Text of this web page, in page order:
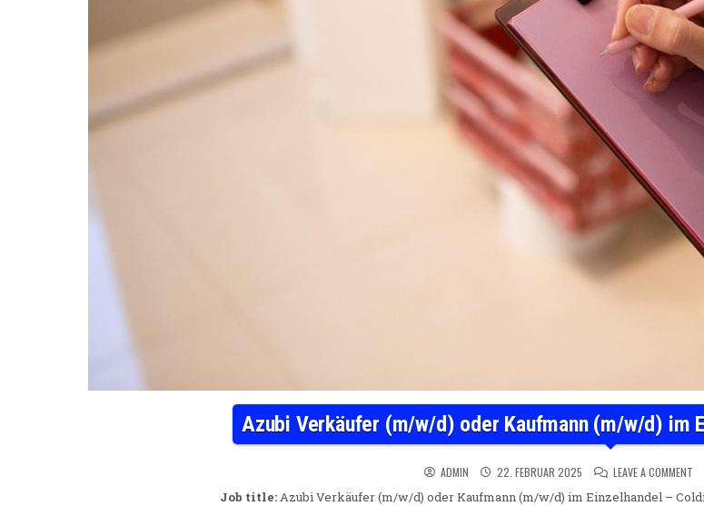
Azubi Verkäufer (m/w/d) oder Kaufmann (m/w/d) im
ADMIN 22. FEBRUAR 2025 LEAVE A COMMENT
Job title:Azubi Verkäufer (m/w/d) oder Kaufmann (m/w/d) im Einzelhandel –